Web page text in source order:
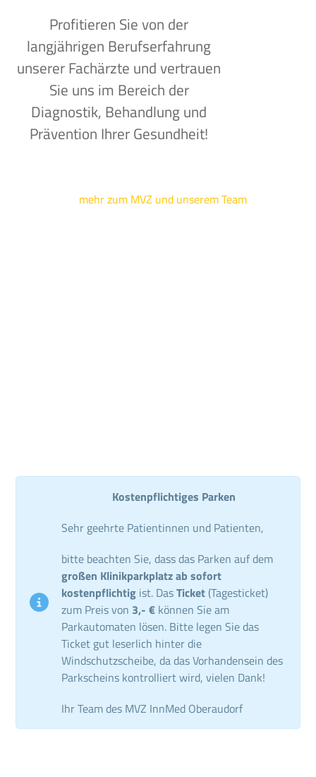
Profitieren Sie von der
langjährigen Berufserfahrung
unserer Fachärzte und vertrauen
Sie uns im Bereich der
Diagnostik, Behandlung und
Prävention Ihrer Gesundheit!
mehr zum MVZ und unserem Team
Kostenpflichtiges Parken
Sehr geehrte Patientinnen und Patienten,
bitte beachten Sie, dass das Parken auf dem
großen Klinikparkplatz ab sofort
kostenpflichtig ist. DasTicket (Tagesticket)
zum Preis von 3,- € können Sie am
Parkautomaten lösen. Bitte legen Sie das
Ticket gut leserlich hinter die
Windschutzscheibe, da das Vorhandensein des
Parkscheins kontrolliert wird, vielen Dank!
Ihr Team des MVZ InnMed Oberaudorf